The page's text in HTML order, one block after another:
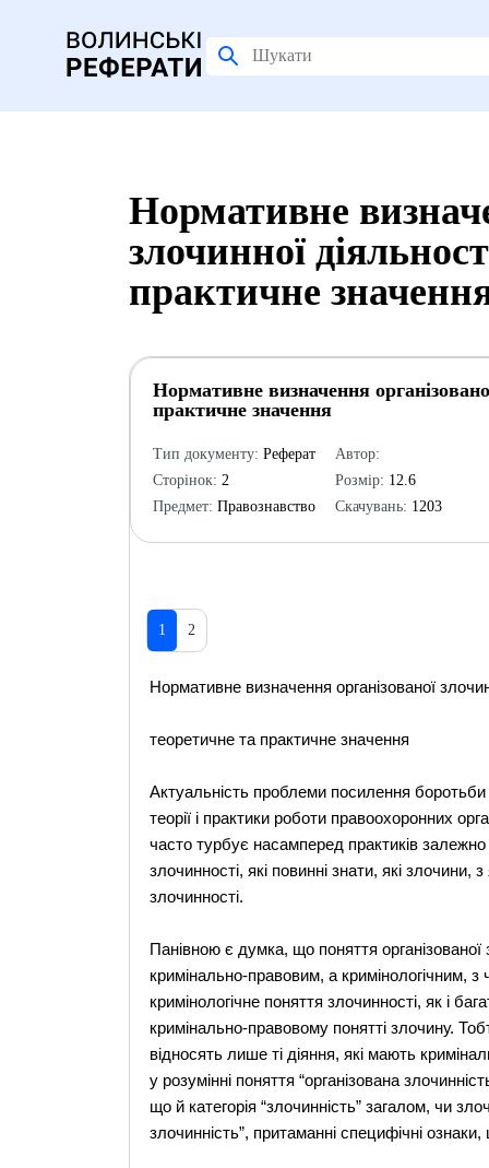
Нормативне
злочинної
практичне
Нормативне визначення
практичне значення
Тип документу: Реферат
Сторінок: 2
Предмет: Правознавство
Автор:
Розмір: 12.6
Скачувань: 1203
1 2
Нормативне визначення організованої
теоретичне та практичне значення
Актуальність проблеми посилення
теорії і практики роботи правоохоронних
часто турбує насамперед практиків залежно
злочинності, які повинні знати, які злочини,
злочинності.
Панівною є думка, що поняття організованої
кримінально-правовим, а кримінологічним,
кримінологічне поняття злочинності, як і
кримінально-правовому понятті злочину.
відносять лише ті діяння, які мають
у розумінні поняття “організована
що й категорія “злочинність” загалом, чи
злочинність”, притаманні специфічні